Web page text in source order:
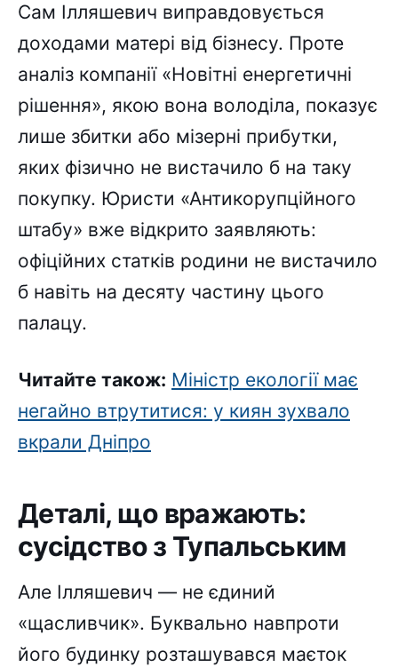
Сам Ілляшевич виправдовується
доходами матері від бізнесу. Проте
аналіз компанії «Новітні енергетичні
рішення», якою вона володіла, показує
лише збитки або мізерні прибутки,
яких фізично не вистачило б на таку
покупку. Юристи «Антикорупційного
штабу» вже відкрито заявляють:
офіційних статків родини не вистачило
б навіть на десяту частину цього
палацу.
Читайте також: Міністр екології має
негайно втрутитися: у киян зухвало
вкрали Дніпро
Деталі, що вражають:
сусідство з Тупальським
Але Ілляшевич — не єдиний
«щасливчик». Буквально навпроти
його будинку розташувався маєток